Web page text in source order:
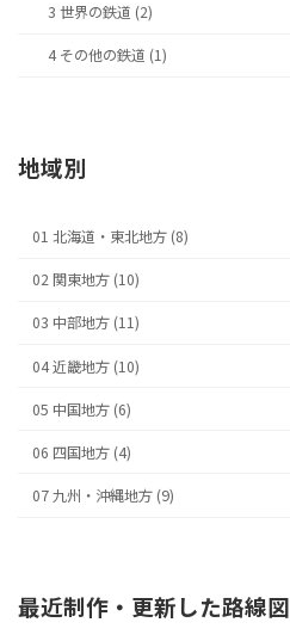
3 世界の鉄道 (2)
4 その他の鉄道 (1)
地域別
01 北海道・東北地方 (8)
02 関東地方 (10)
03 中部地方 (11)
04 近畿地方 (10)
05 中国地方 (6)
06 四国地方 (4)
07 九州・沖縄地方 (9)
最近制作・更新した路線図